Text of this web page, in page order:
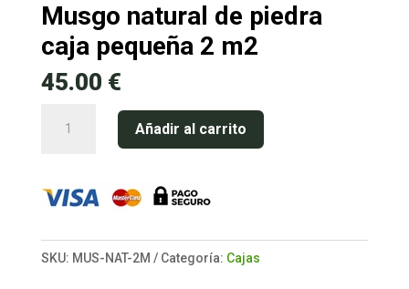
Musgo natural de piedra
caja pequeña 2 m2
45.00 €
piedra
pequeña
2
Añadir al carrito
SKU: MUS-NAT-2M Categoría: Cajas